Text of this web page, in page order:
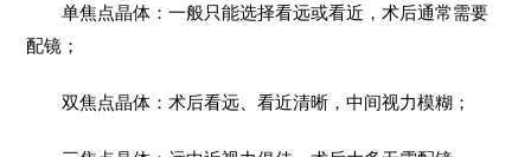
单焦点晶体：一般只能选择看远或看近，术后通常需要
配镜；
双焦点晶体：术后看远、看近清晰，中间视力模糊；